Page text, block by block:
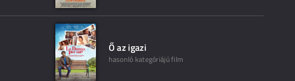
Ő az igazi
hasonló kategóriájú film